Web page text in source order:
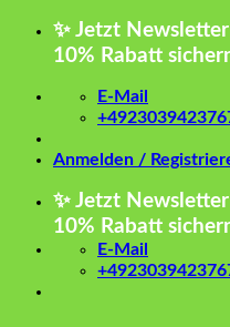
Zum
✨ Jetzt
10% Rabatt
E-Mail
Anmelden /
✨ Jetzt
10% Rabatt
E-Mail